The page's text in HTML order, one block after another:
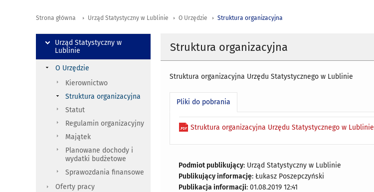
Strona główna Urząd Statystyczny w Lublinie O Urzędzie Struktura organizacyjna
Struktura organizacyjna
Struktura organizacyjna Urzędu Statystycznego w Lublinie
Pliki do pobrania
Struktura organizacyjna Urzędu Statystycznego w Lublinie
Podmiot publikujący: Urząd Statystyczny w Lublinie
Publikujący informację: Łukasz Poszepczyński
Publikacja informacji: 01.08.2019 12:41
Urząd Statystyczny w
Lublinie
O Urzędzie
Kierownictwo
Struktura organizacyjna
Statut
Regulamin organizacyjny
Majątek
Planowane dochody i
wydatki budżetowe
Sprawozdania finansowe
Oferty pracy